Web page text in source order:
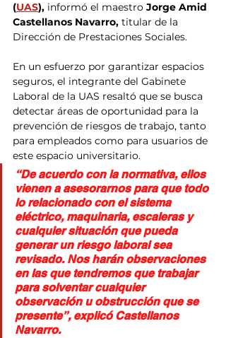
(UAS), informó el maestro Jorge Amid
Castellanos Navarro, titular de la
Dirección de Prestaciones Sociales.
En un esfuerzo por garantizar espacios
seguros, el integrante del Gabinete
Laboral de la UAS resaltó que se busca
detectar áreas de oportunidad para la
prevención de riesgos de trabajo, tanto
para empleados como para usuarios de
este espacio universitario.
“De acuerdo con la normativa, ellos
vienen a asesorarnos para que todo
lo relacionado con el sistema
eléctrico, maquinaria, escaleras y
cualquier situación que pueda
generar un riesgo laboral sea
revisado. Nos harán observaciones
en las que tendremos que trabajar
para solventar cualquier
observación u obstrucción que se
presente”, explicó Castellanos
Navarro.